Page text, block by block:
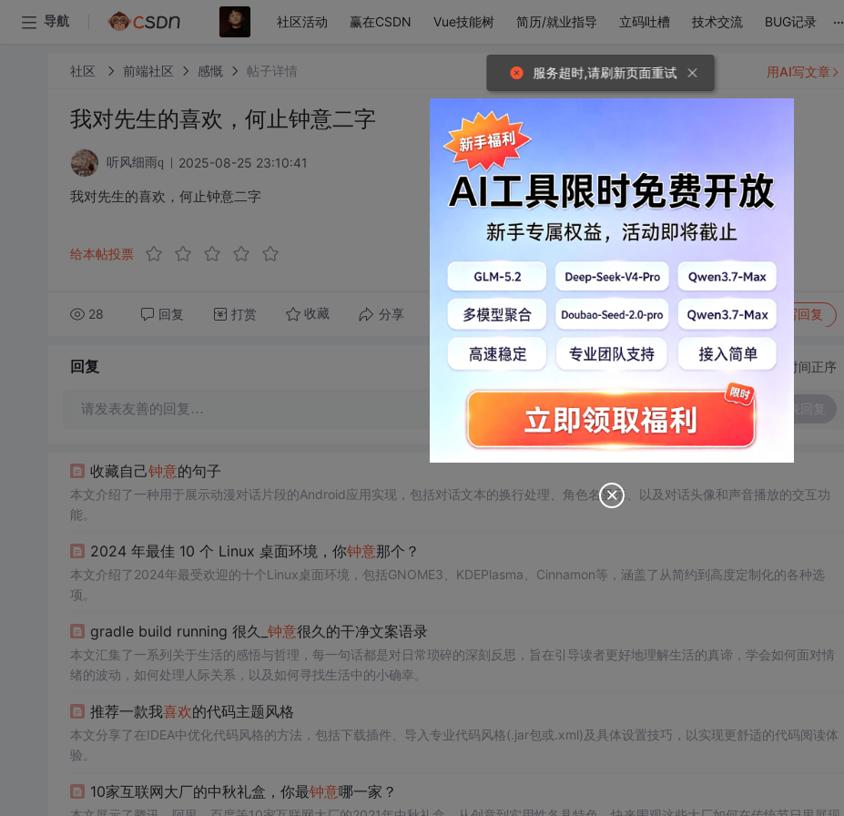
导航 社区活动 赢在CSDN Vue技能树 简历/就业指导 立码吐槽 技术交流 BUG记录 ...
社区 前端社区 感慨 帖子详情
我对先生的喜欢，何止钟意二字
听风细雨q 2025-08-25 23:10:41
我对先生的喜欢，何止钟意二字
给本帖投票
28 回复 打赏 收藏 分享 转发到动态 举报 写回复
用AI写文章
回复 切换为时间正序
请发表友善的回复…
收藏自己钟意的句子
本文介绍了一种用于展示动漫对话片段的Android应用实现，包括对话文本的换行处理、角色名显示、以及对话头像和声音播放的交互功
能。
2024 年最佳 10 个 Linux 桌面环境，你钟意那个？
本文介绍了2024年最受欢迎的十个Linux桌面环境，包括GNOME3、KDEPlasma、Cinnamon等，涵盖了从简约到高度定制化的各种选
项。
gradle build running 很久_ 钟意很久的干净文案语录
本文汇集了一系列关于生活的感悟与哲理，每一句话都是对日常琐碎的深刻反思，旨在引导读者更好地理解生活的真谛，学会如何面对情
绪的波动，如何处理人际关系，以及如何寻找生活中的小确幸。
推荐一款我喜欢的代码主题风格
本文分享了在IDEA中优化代码风格的方法，包括下载插件、导入专业代码风格(.jar包或.xml)及具体设置技巧，以实现更舒适的代码阅读体
验。
10家互联网大厂的中秋礼盒，你最钟意哪一家？
服务超时,请刷新页面重试